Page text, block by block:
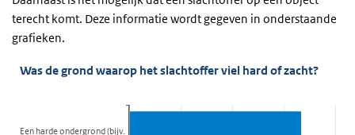
terecht komt. Deze informatie wordt gegeven in onderstaande
grafieken.